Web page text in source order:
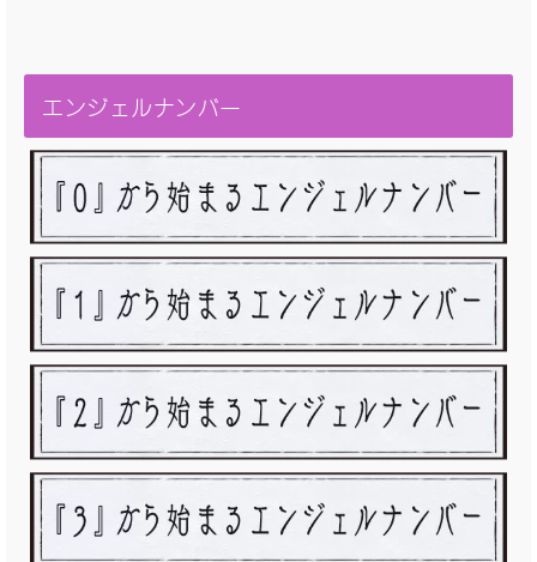
エンジェルナンバー